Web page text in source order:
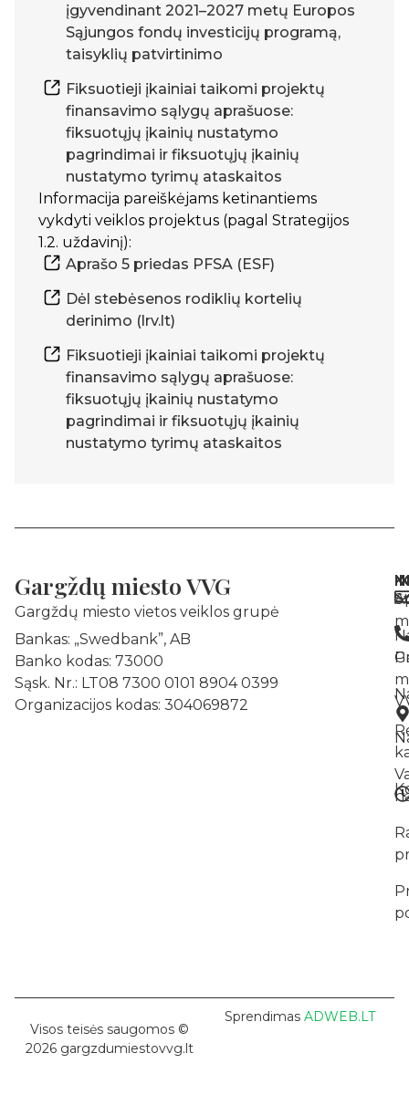
įgyvendinant 2021–2027 metų Europos
Sąjungos fondų investicijų programą,
taisyklių patvirtinimo
Fiksuotieji įkainiai taikomi projektų
finansavimo sąlygų aprašuose:
fiksuotųjų įkainių nustatymo
pagrindimai ir fiksuotųjų įkainių
nustatymo tyrimų ataskaitos
Informacija pareiškėjams ketinantiems
vykdyti veiklos projektus (pagal Strategijos
1.2. uždavinį):
Aprašo 5 priedas PFSA (ESF)
Dėl stebėsenos rodiklių kortelių
derinimo (lrv.lt)
Fiksuotieji įkainiai taikomi projektų
finansavimo sąlygų aprašuose:
fiksuotųjų įkainių nustatymo
pagrindimai ir fiksuotųjų įkainių
nustatymo tyrimų ataskaitos
Gargždų miesto VVG
Gargždų miesto vietos veiklos grupė
Bankas: „Swedbank”, AB
Banko kodas: 73000
Sąsk. Nr.: LT08 7300 0101 8904 0399
Organizacijos kodas: 304069872
Visos teisės saugomos ©
2026 gargzdumiestovvg.lt
Sprendimas ADWEB.LT